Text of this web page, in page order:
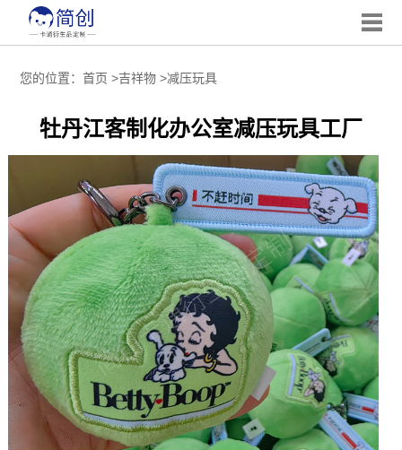
您的位置： 首页 >吉祥物>减压玩具
牡丹江客制化办公室减压玩具工厂